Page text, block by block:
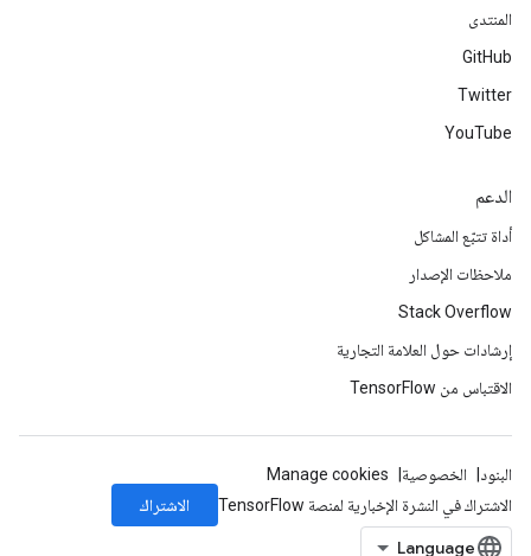
المنتدى
GitHub
Twitter
YouTube
الدعم
أداة تتبّع المشاكل
ملاحظات الإصدار
Stack Overflow
إرشادات حول العلامة التجارية
الاقتباس من TensorFlow
البنود الخصوصية
Manage cookies
الاشتراك في النشرة الإخبارية لمنصة TensorFlow
الاشتراك